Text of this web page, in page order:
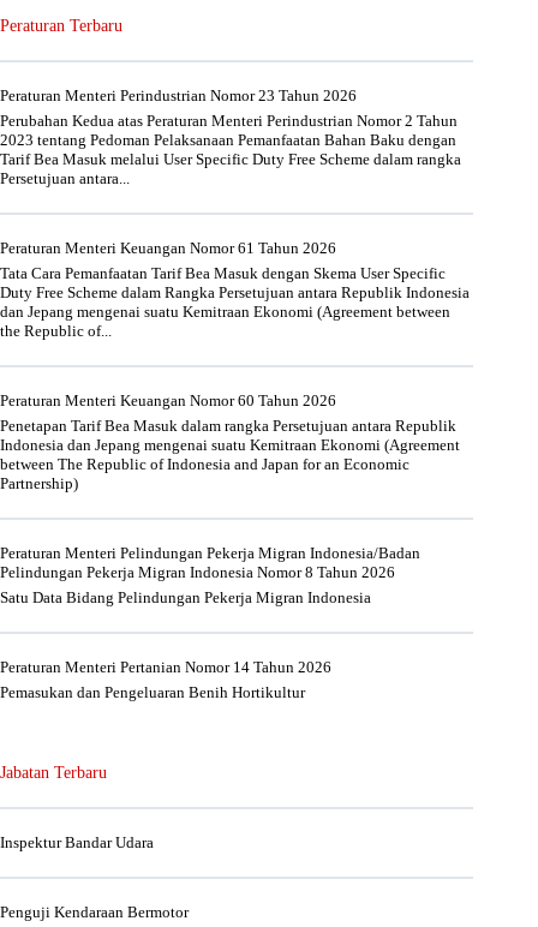
Peraturan Terbaru
Peraturan Menteri Perindustrian Nomor 23 Tahun 2026
Perubahan Kedua atas Peraturan Menteri Perindustrian Nomor 2 Tahun
2023 tentang Pedoman Pelaksanaan Pemanfaatan Bahan Baku dengan
Tarif Bea Masuk melalui User Specific Duty Free Scheme dalam rangka
Persetujuan antara...
Peraturan Menteri Keuangan Nomor 61 Tahun 2026
Tata Cara Pemanfaatan Tarif Bea Masuk dengan Skema User Specific
Duty Free Scheme dalam Rangka Persetujuan antara Republik Indonesia
dan Jepang mengenai suatu Kemitraan Ekonomi (Agreement between
the Republic of...
Peraturan Menteri Keuangan Nomor 60 Tahun 2026
Penetapan Tarif Bea Masuk dalam rangka Persetujuan antara Republik
Indonesia dan Jepang mengenai suatu Kemitraan Ekonomi (Agreement
between The Republic of Indonesia and Japan for an Economic
Partnership)
Peraturan Menteri Pelindungan Pekerja Migran Indonesia/Badan
Pelindungan Pekerja Migran Indonesia Nomor 8 Tahun 2026
Satu Data Bidang Pelindungan Pekerja Migran Indonesia
Peraturan Menteri Pertanian Nomor 14 Tahun 2026
Pemasukan dan Pengeluaran Benih Hortikultur
Jabatan Terbaru
Inspektur Bandar Udara
Penguji Kendaraan Bermotor